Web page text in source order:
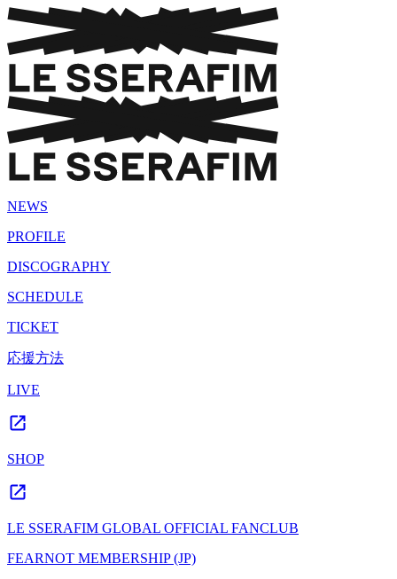
NEWS
PROFILE
DISCOGRAPHY
SCHEDULE
TICKET
応援方法
LIVE
SHOP
LE SSERAFIM GLOBAL OFFICIAL FANCLUB
FEARNOT MEMBERSHIP (JP)